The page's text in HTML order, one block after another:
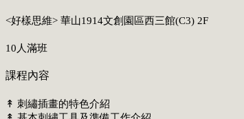
<好樣思維> 華山1914文創園區西三館(C3) 2F
10人滿班
課程內容
↟ 刺繡插畫的特色介紹